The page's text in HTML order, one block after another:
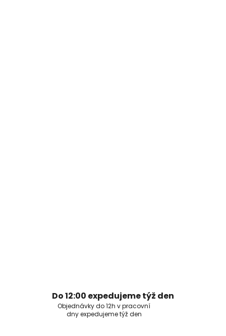
Do 12:00 expedujeme týž den
Objednávky do 12h v pracovní
dny expedujeme týž den